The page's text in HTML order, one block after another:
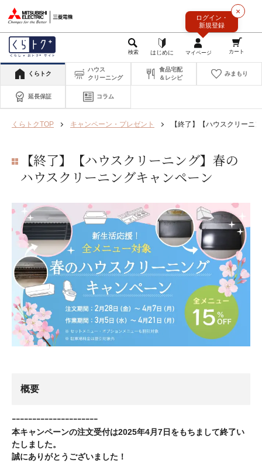
×
ログイン・
新規登録
くらトク
ハウス
クリーニング
食品宅配
＆レシピ
みまもり
延長保証 コラム
くらトクTOP キャンペーン・プレゼント 【終了】【ハウスクリーニ
【終了】【ハウスクリーニング】春の
ハウスクリーニングキャンペーン
概要
ｰｰｰｰｰｰｰｰｰｰｰｰｰｰｰｰｰｰｰｰｰ
本キャンペーンの注文受付は2025年4月7日をもちまして終了い
たしました。
誠にありがとうございました！